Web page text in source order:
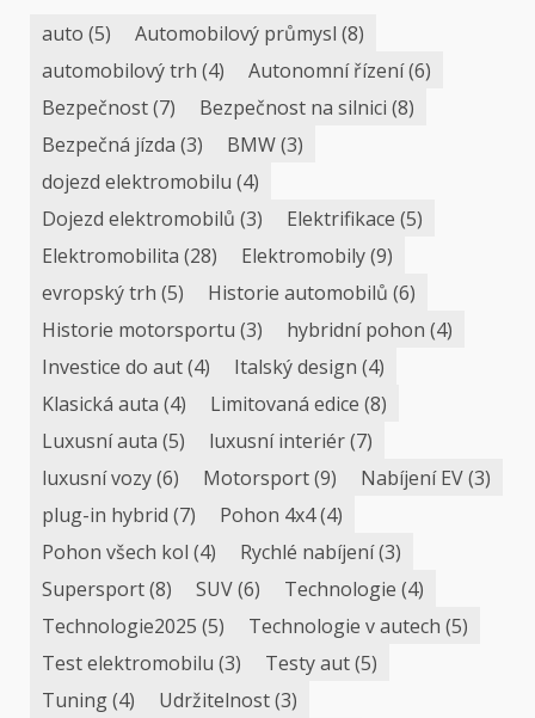
auto (5) Automobilový průmysl (8)
automobilový trh (4) Autonomní řízení(6)
Bezpečnost(7) Bezpečnost na silnici (8)
Bezpečná jízda (3) BMW(3)
dojezd elektromobilu (4)
Dojezd elektromobilů (3) Elektrifikace (5)
Elektromobilita (28) Elektromobily(9)
evropský trh (5) Historie automobilů (6)
Historie motorsportu (3) hybridní pohon (4)
Investice do aut(4) Italský design (4)
Klasická auta (4) Limitovaná edice (8)
Luxusní auta (5) luxusní interiér(7)
luxusní vozy(6) Motorsport(9) Nabíjení EV(3)
plug-in hybrid (7) Pohon 4x4(4)
Pohon všech kol (4) Rychlé nabíjení(3)
Supersport(8) SUV(6) Technologie (4)
Technologie2025 (5) Technologie v autech (5)
Test elektromobilu (3) Testy aut(5)
Tuning(4) Udržitelnost(3)